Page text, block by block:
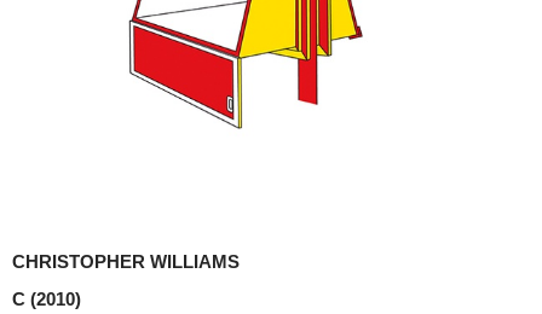
CHRISTOPHER WILLIAMS
C (2010)